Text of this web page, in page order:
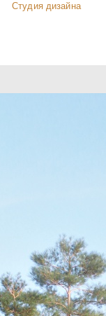
Студия дизайна